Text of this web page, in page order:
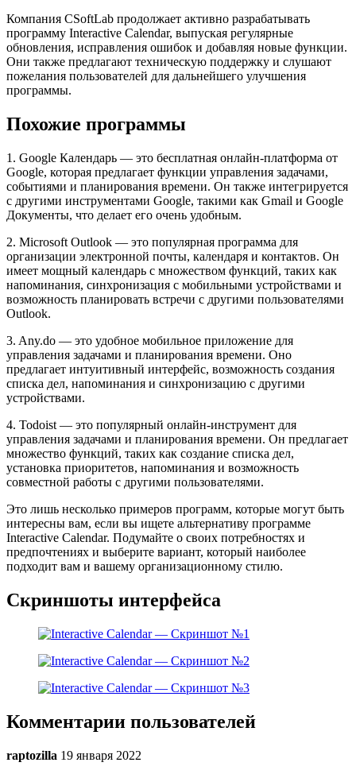
Компания CSoftLab продолжает активно разрабатывать
программу Interactive Calendar, выпуская регулярные
обновления, исправления ошибок и добавляя новые функции.
Они также предлагают техническую поддержку и слушают
пожелания пользователей для дальнейшего улучшения
программы.
Похожие программы
1. Google Календарь — это бесплатная онлайн-платформа от
Google, которая предлагает функции управления задачами,
событиями и планирования времени. Он также интегрируется
с другими инструментами Google, такими как Gmail и Google
Документы, что делает его очень удобным.
2. Microsoft Outlook — это популярная программа для
организации электронной почты, календаря и контактов. Он
имеет мощный календарь с множеством функций, таких как
напоминания, синхронизация с мобильными устройствами и
возможность планировать встречи с другими пользователями
Outlook.
3. Any.do — это удобное мобильное приложение для
управления задачами и планирования времени. Оно
предлагает интуитивный интерфейс, возможность создания
списка дел, напоминания и синхронизацию с другими
устройствами.
4. Todoist — это популярный онлайн-инструмент для
управления задачами и планирования времени. Он предлагает
множество функций, таких как создание списка дел,
установка приоритетов, напоминания и возможность
совместной работы с другими пользователями.
Это лишь несколько примеров программ, которые могут быть
интересны вам, если вы ищете альтернативу программе
Interactive Calendar. Подумайте о своих потребностях и
предпочтениях и выберите вариант, который наиболее
подходит вам и вашему организационному стилю.
Скриншоты интерфейса
Комментарии пользователей
raptozilla 19 января 2022